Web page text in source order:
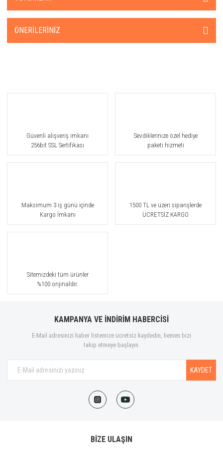
ÖNERILERINIZ
Güvenli alışveriş imkanı
256bit SSL Sertifikası
Sevdiklerinize özel hediye
paketi hizmeti
Maksimum 3 iş günü içinde
Kargo İmkanı
1500 TL ve üzeri siparişlerde
ÜCRETSİZ KARGO
Sitemizdeki tüm ürünler
%100 orijinaldir.
KAMPANYA VE İNDİRİM HABERCİSİ
E-Mail adresinizi haber listemize ücretsiz kaydedin, hemen bizi
takip etmeye başlayın.
KAYDET
BİZE ULAŞIN